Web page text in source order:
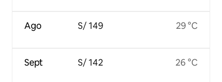
Ago
Sept
S/ 149
S/ 142
29 °C
26 °C